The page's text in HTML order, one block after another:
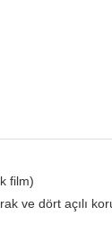
film)
ve dört açılı